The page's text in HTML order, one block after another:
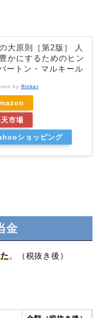
大原則［第2版］ 人
かにするためのヒン
ートン・マルキール
by Rinker
市場
ショッピング
金
。（税抜き後）